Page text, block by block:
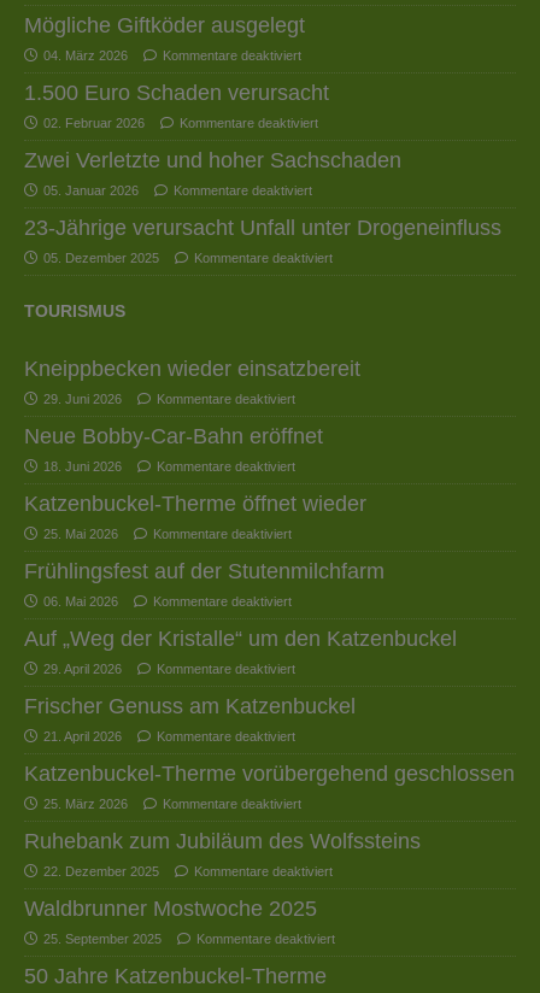
Mögliche Giftköder ausgelegt
04. März 2026 Kommentare deaktiviert
1.500 Euro Schaden verursacht
02. Februar 2026 Kommentare deaktiviert
Zwei Verletzte und hoher Sachschaden
05. Januar 2026 Kommentare deaktiviert
23-Jährige verursacht Unfall unter Drogeneinfluss
05. Dezember 2025 Kommentare deaktiviert
TOURISMUS
Kneippbecken wieder einsatzbereit
29. Juni 2026 Kommentare deaktiviert
Neue Bobby-Car-Bahn eröffnet
18. Juni 2026 Kommentare deaktiviert
Katzenbuckel-Therme öffnet wieder
25. Mai 2026 Kommentare deaktiviert
Frühlingsfest auf der Stutenmilchfarm
06. Mai 2026 Kommentare deaktiviert
Auf „Weg der Kristalle“ um den Katzenbuckel
29. April 2026 Kommentare deaktiviert
Frischer Genuss am Katzenbuckel
21. April 2026 Kommentare deaktiviert
Katzenbuckel-Therme vorübergehend geschlossen
25. März 2026 Kommentare deaktiviert
Ruhebank zum Jubiläum des Wolfssteins
22. Dezember 2025 Kommentare deaktiviert
Waldbrunner Mostwoche 2025
25. September 2025 Kommentare deaktiviert
50 Jahre Katzenbuckel-Therme